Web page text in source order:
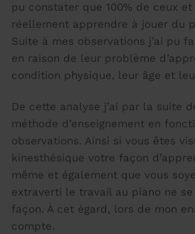
pu constater que 100% de ceux
réellement apprendre à jouer du
Suite à mes observations j’ai pu
en raison de leur problème
condition physique, leur âge et
De cette analyse j’ai par la suite
méthode d’enseignement en
observations. Ainsi si vous êtes
kinesthésique votre façon
même et également que vous
extraverti le travail au piano ne
façon. À cet égard, lors de mon
compte.